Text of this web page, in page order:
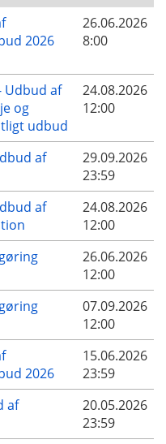
2026
26.06.2026
8:00
Udbud af
og
udbud
24.08.2026
12:00
af
29.09.2026
23:59
af
24.08.2026
12:00
26.06.2026
12:00
07.09.2026
12:00
2026
15.06.2026
23:59
af
20.05.2026
23:59